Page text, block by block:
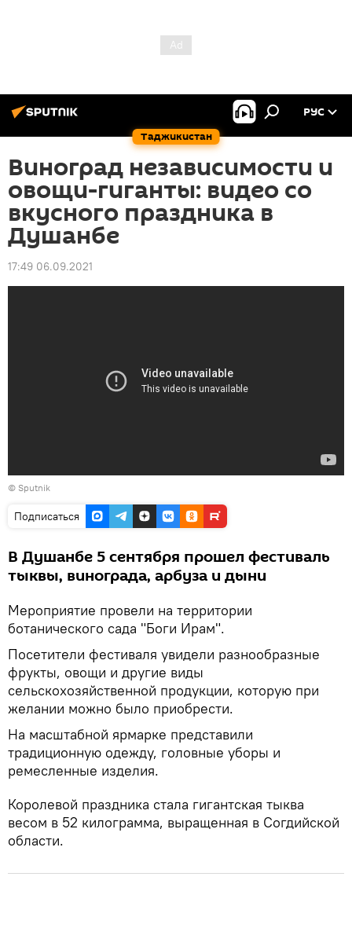
Таджикистан
РУС
Виноград независимости и
овощи-гиганты: видео со
вкусного праздника в
Душанбе
17:49 06.09.2021
© Sputnik
Подписаться
В Душанбе 5 сентября прошел фестиваль
тыквы, винограда, арбуза и дыни
Мероприятие провели на территории
ботанического сада "Боги Ирам".
Посетители фестиваля увидели разнообразные
фрукты, овощи и другие виды
сельскохозяйственной продукции, которую при
желании можно было приобрести.
На масштабной ярмарке представили
традиционную одежду, головные уборы и
ремесленные изделия.
Королевой праздника стала гигантская тыква
весом в 52 килограмма, выращенная в Согдийской
области.